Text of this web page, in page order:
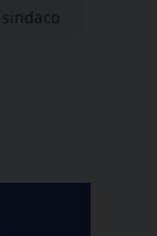
sindaco